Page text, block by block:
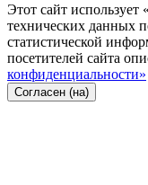
Этот сайт использует
технических данных
статистической
посетителей сайта
конфиденциальности»
Согласен (на)